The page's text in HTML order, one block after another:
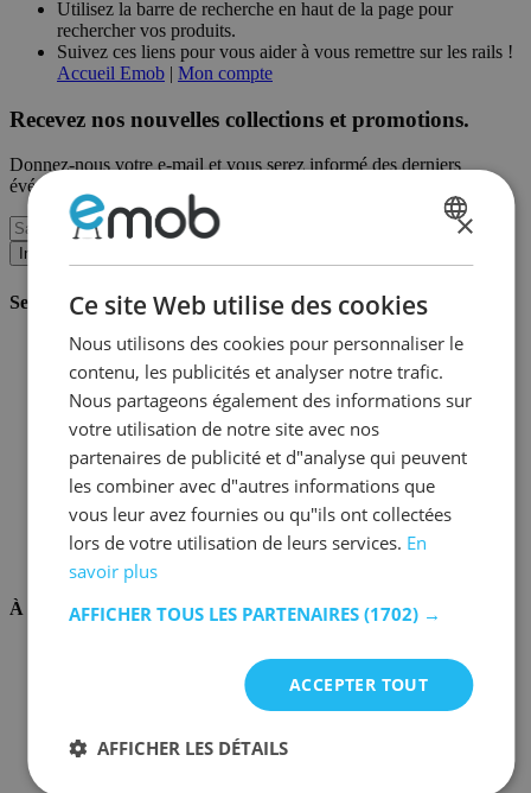
Utilisez la barre de recherche en haut de la page pour
rechercher vos produits.
Suivez ces liens pour vous aider à vous remettre sur les rails !
Accueil Emob | Mon compte
Recevez nos nouvelles collections et promotions.
Donnez-nous votre e-mail et vous serez informé des derniers
événements sur une base mensuelle.
Inscription
Service client
Commander chez Emob
Modalités de paiement
Livraison et expédition
Service et garantie
Annuler ou retourner
Réclamations
Astuces de montage
Conseils d'entretien
Mot de passe oublié?
FAQ
Stockage & Fulfilment
À propos de nous
Conditions générales
Mentions légales
×
Ce site Web utilise des cookies
Nous utilisons des cookies pour personnaliser le
contenu, les publicités et analyser notre trafic.
Nous partageons également des informations sur
votre utilisation de notre site avec nos
partenaires de publicité et d"analyse qui peuvent
les combiner avec d"autres informations que
vous leur avez fournies ou qu"ils ont collectées
lors de votre utilisation de leurs services. En
savoir plus
AFFICHER TOUS LES PARTENAIRES (1702) →
ACCEPTER TOUT
AFFICHER LES DÉTAILS